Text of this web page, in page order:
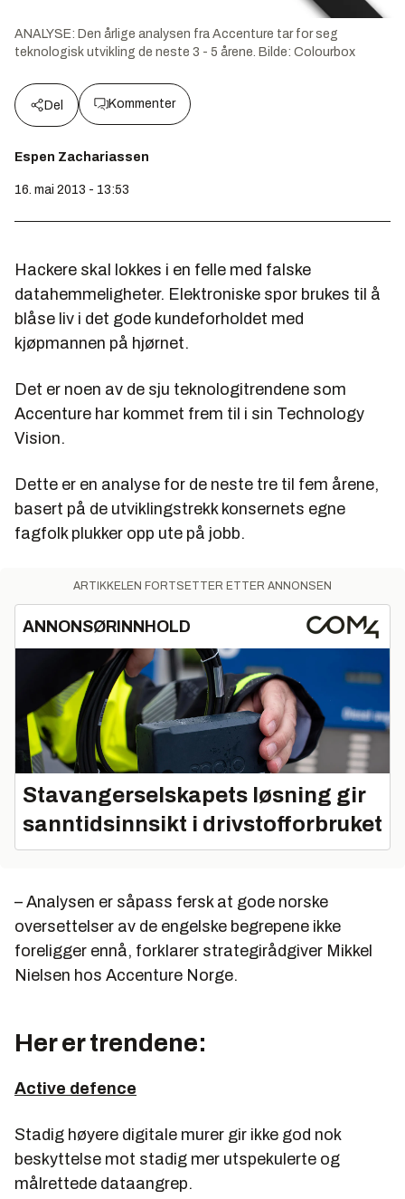
ANALYSE: Den årlige analysen fra Accenture tar for seg
teknologisk utvikling de neste 3 - 5 årene. Bilde: Colourbox
Del Kommenter
Espen Zachariassen
16. mai 2013 - 13:53
Hackere skal lokkes i en felle med falske
datahemmeligheter. Elektroniske spor brukes til å
blåse liv i det gode kundeforholdet med
kjøpmannen på hjørnet.
Det er noen av de sju teknologitrendene som
Accenture har kommet frem til i sin Technology
Vision.
Dette er en analyse for de neste tre til fem årene,
basert på de utviklingstrekk konsernets egne
fagfolk plukker opp ute på jobb.
ARTIKKELEN FORTSETTER ETTER ANNONSEN
ANNONSØRINNHOLD
Stavangerselskapets løsning gir
sanntidsinnsikt i drivstofforbruket
– Analysen er såpass fersk at gode norske
oversettelser av de engelske begrepene ikke
foreligger ennå, forklarer strategirådgiver Mikkel
Nielsen hos Accenture Norge.
Her er trendene:
Active defence
Stadig høyere digitale murer gir ikke god nok
beskyttelse mot stadig mer utspekulerte og
målrettede dataangrep.